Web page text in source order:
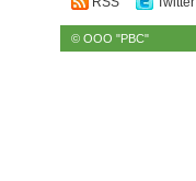
© ООО "РВС"